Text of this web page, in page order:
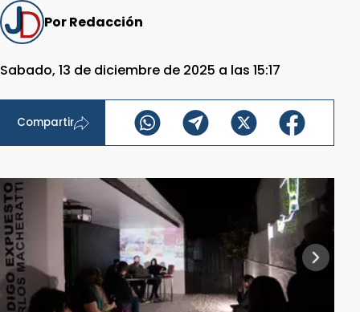
Por Redacción
Sabado, 13 de diciembre de 2025 a las 15:17
Compartir